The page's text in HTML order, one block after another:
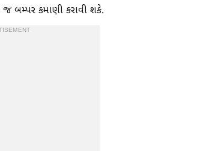
જ બમ્પર કમાણી કરાવી શકે.